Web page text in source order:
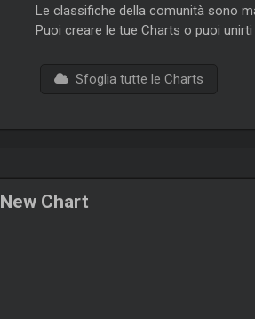
Le classifiche della comunità sono
Puoi creare le tue Charts o puoi
Sfoglia tutte le Charts
New Chart